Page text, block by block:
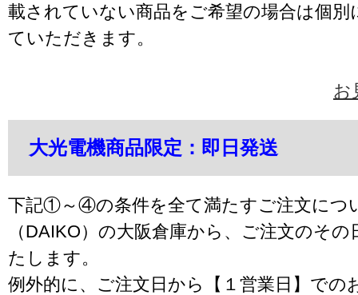
載されていない商品をご希望の場合は個別
ていただきます。
お
大光電機商品限定：即日発送
下記①～④の条件を全て満たすご注文につ
（DAIKO）の大阪倉庫から、ご注文のそ
たします。
例外的に、ご注文日から【１営業日】での